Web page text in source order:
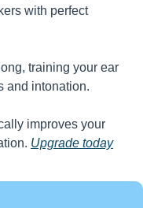
with perfect
training your ear
and intonation.
improves your
Upgrade today